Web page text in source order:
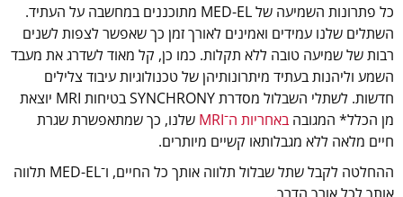
כל פתרונות השמיעה של MED-EL מתוכננים במחשבה על העתיד.
השתלים שלנו עמידים ואמינים לאורך זמן כך שאפשר לצפות לשנים
רבות של שמיעה טובה ללא תקלות. כמו כן, קל מאוד לשדרג את מעבד
השמע וליהנות בעתיד מיתרונותיהן של טכנולוגיות עיבוד צלילים
חדשות. לשתלי השבלול מסדרת SYNCHRONY בטיחות MRI יוצאת
מן הכלל* המגובה באחריות ה־MRI
שלנו, כך שמתאפשרת שגרת
חיים מלאה ללא מגבלותאו קשיים מיותרים.
ההחלטה לקבל שתל שבלול תלווה אותך כל החיים, ו־MED-EL תלווה